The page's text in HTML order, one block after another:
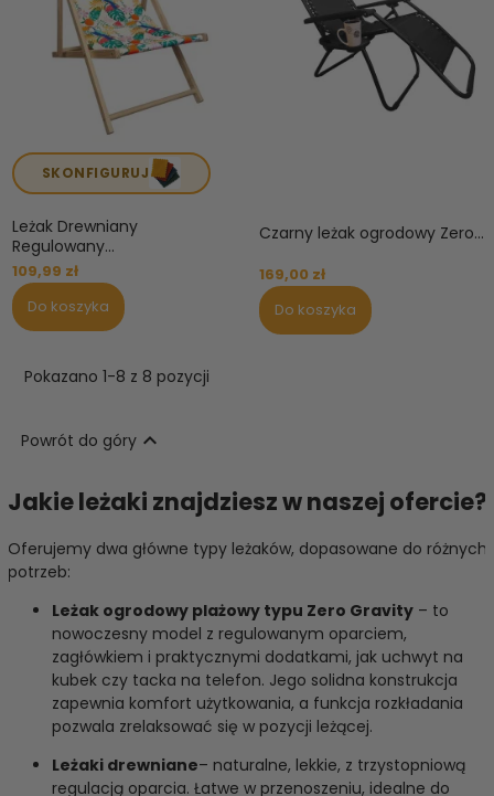
SKONFIGURUJ
Leżak Drewniany
Regulowany...
109,99 zł
Do koszyka
Czarny leżak ogrodowy Zero...
169,00 zł
Do koszyka
Pokazano 1-8 z 8 pozycji
Powrót do góry 
Jakie leżaki znajdziesz w naszej ofercie?
Oferujemy dwa główne typy leżaków, dopasowane do różnych
potrzeb:
Leżak ogrodowy plażowy typu Zero Gravity – to
nowoczesny model z regulowanym oparciem,
zagłówkiem i praktycznymi dodatkami, jak uchwyt na
kubek czy tacka na telefon. Jego solidna konstrukcja
zapewnia komfort użytkowania, a funkcja rozkładania
pozwala zrelaksować się w pozycji leżącej.
Leżaki drewniane– naturalne, lekkie, z trzystopniową
regulacją oparcia. Łatwe w przenoszeniu, idealne do